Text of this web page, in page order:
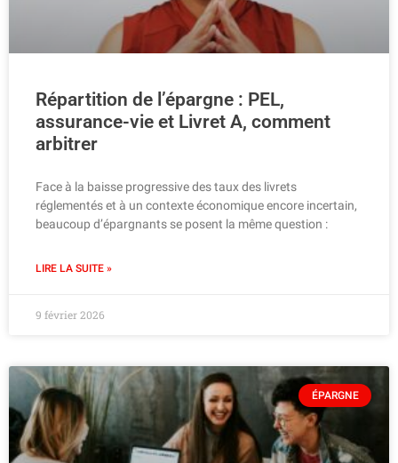
Répartition de l’épargne : PEL,
assurance-vie et Livret A, comment
arbitrer
Face à la baisse progressive des taux des livrets
réglementés et à un contexte économique encore incertain,
beaucoup d’épargnants se posent la même question :
LIRE LA SUITE »
9 février 2026
ÉPARGNE